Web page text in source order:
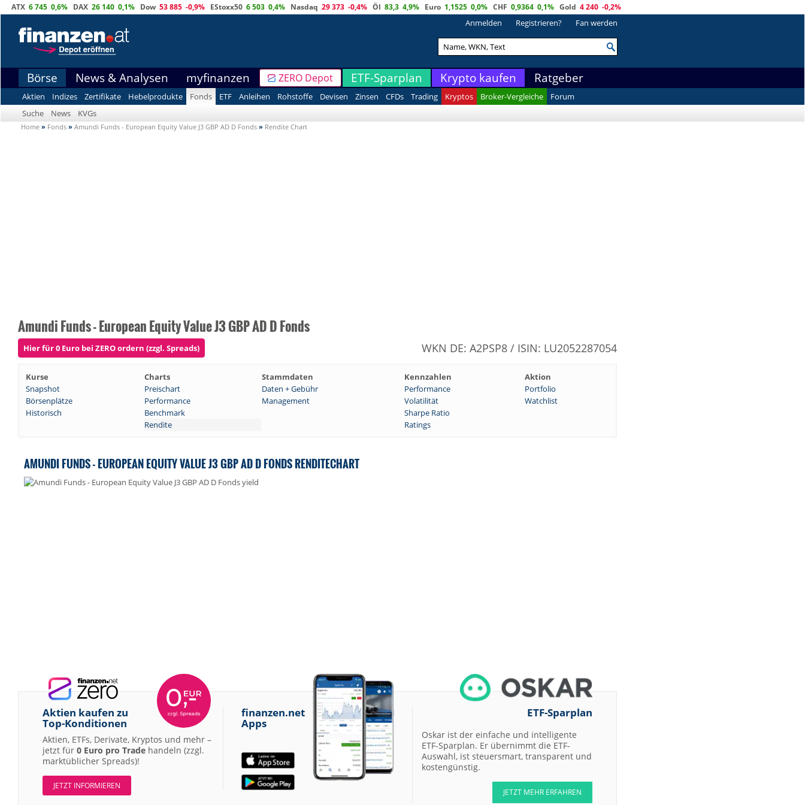
ATX 6 745 0,6% DAX 26 140 0,1% Dow 53 885 -0,9% EStoxx50 6 503 0,4% Nasdaq 29 373 -0,4% Öl 83,3 4,9% Euro 1,1525 0,0% CHF 0,9364 0,1% Gold 4 240 -0,2%
Anmelden Registrieren? Fan werden
Börse News & Analysen myfinanzen ZERO Depot ETF-Sparplan Krypto kaufen Ratgeber
Aktien Indizes Zertifikate Hebelprodukte Fonds ETF Anleihen Rohstoffe Devisen Zinsen CFDs Trading Kryptos Broker-Vergleiche
Forum
Suche
News KVGs
Home » Fonds » Amundi Funds - European Equity Value J3 GBP AD D Fonds » Rendite Chart
Amundi Funds - European Equity Value J3 GBP AD D Fonds
Hier für 0 Euro bei ZERO ordern (zzgl. Spreads) WKN DE: A2PSP8 / ISIN: LU2052287054
Kurse Charts Stammdaten Kennzahlen
Aktion
Snapshot
Preischart Daten + Gebühr Performance
Portfolio
Börsenplätze
Performance Management Volatilität
Watchlist
Historisch
Benchmark
Sharpe Ratio
Rendite
Ratings
AMUNDI FUNDS - EUROPEAN EQUITY VALUE J3 GBP AD D FONDS RENDITECHART
Aktien kaufen zu
Top-Konditionen
Aktien, ETFs, Derivate, Kryptos und mehr –
jetzt für 0 Euro pro Trade handeln (zzgl.
marktüblicher Spreads)!
JETZT INFORMIEREN
finanzen.net
Apps
ETF-Sparplan
Oskar ist der einfache und intelligente
ETF-Sparplan. Er übernimmt die ETF-
Auswahl, ist steuersmart, transparent und
kostengünstig.
JETZT MEHR ERFAHREN